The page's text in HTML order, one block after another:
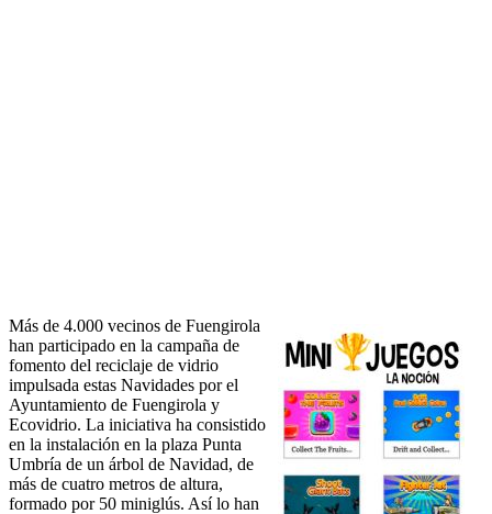
Más de 4.000 vecinos de Fuengirola
han participado en la campaña de
fomento del reciclaje de vidrio
impulsada estas Navidades por el
Ayuntamiento de Fuengirola y
Ecovidrio. La iniciativa ha consistido
en la instalación en la plaza Punta
Umbría de un árbol de Navidad, de
más de cuatro metros de altura,
formado por 50 miniglús. Así lo han